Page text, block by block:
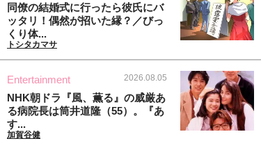
同僚の結婚式に行ったら彼氏にバ
ッタリ！偶然が招いた縁？／びっ
くり体...
トシタカマサ
Entertainment 2026.08.05
NHK朝ドラ『風、薫る』の威厳あ
る病院長は筒井道隆（55）。『あ
す...
加賀谷健